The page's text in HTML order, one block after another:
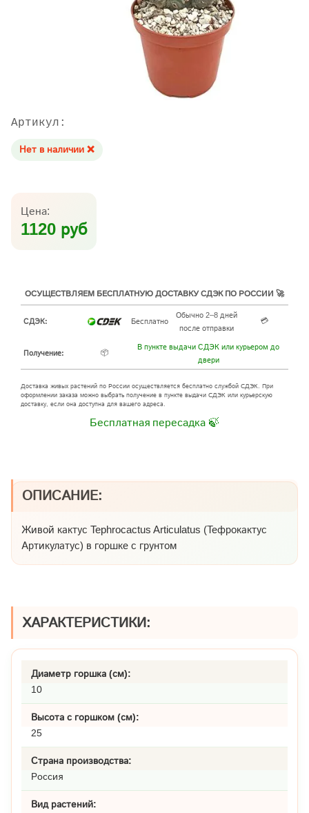
Артикул:
Нет в наличии ❌
Цена:
1120 руб
ОСУЩЕСТВЛЯЕМ БЕСПЛАТНУЮ ДОСТАВКУ СДЭК ПО РОССИИ 🚀
СДЭК: Бесплатно
Обычно 2–8 дней
после отправки
💳
Получение: 📦
В пункте выдачи СДЭК или курьером до
двери
Доставка живых растений по России осуществляется бесплатно службой СДЭК. При
оформлении заказа можно выбрать получение в пункте выдачи СДЭК или курьерскую
доставку, если она доступна для вашего адреса.
Бесплатная пересадка 🍃
ОПИСАНИЕ:
Живой кактус Tephrocactus Articulatus (Тефрокактус
Артикулатус) в горшке с грунтом
ХАРАКТЕРИСТИКИ:
Диаметр горшка (см):
10
Высота с горшком (см):
25
Страна производства:
Россия
Вид растений: